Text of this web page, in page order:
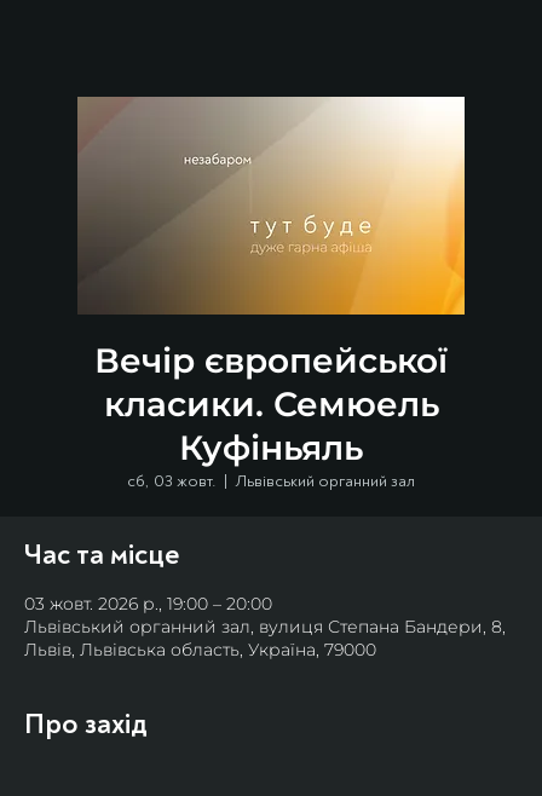
Вечір європейської
класики. Семюель
Куфіньяль
сб, 03 жовт.
  |
Львівський органний зал
Час та місце
03 жовт. 2026 р., 19:00 – 20:00
Львівський органний зал, вулиця Степана Бандери, 8,
Львів, Львівська область, Україна, 79000
Про захід